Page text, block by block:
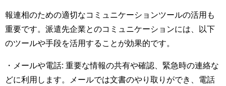
報連相のための適切なコミュニケーションツールの活用も
重要です。派遣先企業とのコミュニケーションには、以下
のツールや手段を活用することが効果的です。
・メールや電話: 重要な情報の共有や確認、緊急時の連絡な
どに利用します。メールでは文書のやり取りができ、電話